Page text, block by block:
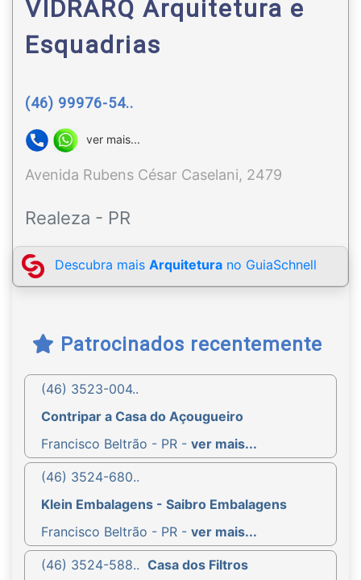
VIDRARQ Arquitetura e
Esquadrias
(46) 99976-54..
ver mais...
Avenida Rubens César Caselani, 2479
Realeza - PR
Descubra mais Arquitetura no GuiaSchnell
Patrocinados recentemente
(46) 3523-004..
Contripar a Casa do Açougueiro
Francisco Beltrão - PR - ver mais...
(46) 3524-680..
Klein Embalagens - Saibro Embalagens
Francisco Beltrão - PR - ver mais...
(46) 3524-588.. Casa dos Filtros